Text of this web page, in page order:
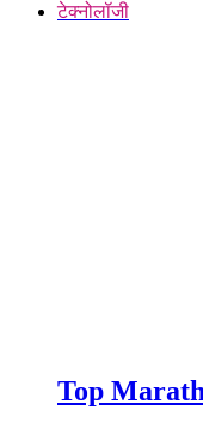
टेक्नोलॉजी
Top